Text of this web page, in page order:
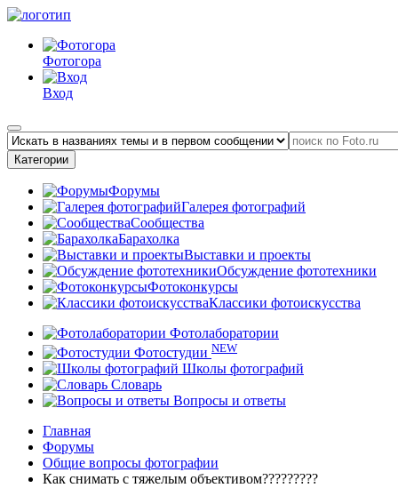
Фотогора
Вход
Категории
Форумы
Галерея фотографий
Сообщества
Барахолка
Выставки и проекты
Обсуждение фототехники
Фотоконкурсы
Классики фотоискусства
Фотолаборатории
Фотостудии NEW
Школы фотографий
Словарь
Вопросы и ответы
Главная
Форумы
Общие вопросы фотографии
Как снимать с тяжелым объективом?????????